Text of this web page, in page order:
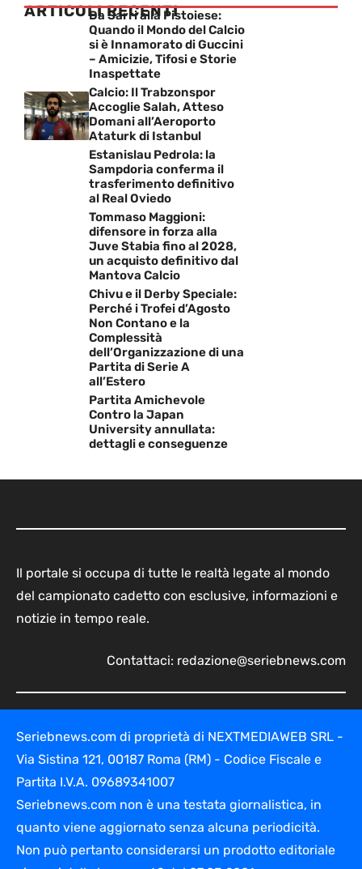
ARTICOLI RECENTI
Da Sarri alla Pistoiese:
Quando il Mondo del Calcio
si è Innamorato di Guccini
– Amicizie, Tifosi e Storie
Inaspettate
Calcio: Il Trabzonspor
Accoglie Salah, Atteso
Domani all’Aeroporto
Ataturk di Istanbul
Estanislau Pedrola: la
Sampdoria conferma il
trasferimento definitivo
al Real Oviedo
Tommaso Maggioni:
difensore in forza alla
Juve Stabia fino al 2028,
un acquisto definitivo dal
Mantova Calcio
Chivu e il Derby Speciale:
Perché i Trofei d’Agosto
Non Contano e la
Complessità
dell’Organizzazione di una
Partita di Serie A
all’Estero
Partita Amichevole
Contro la Japan
University annullata:
dettagli e conseguenze
Il portale si occupa di tutte le realtà legate al mondo
del campionato cadetto con esclusive, informazioni e
notizie in tempo reale.
Contattaci: redazione@seriebnews.com
Seriebnews.com di proprietà di NEXTMEDIAWEB SRL -
Via Sistina 121, 00187 Roma (RM) - Codice Fiscale e
Partita I.V.A. 09689341007
Seriebnews.com non è una testata giornalistica, in
quanto viene aggiornato senza alcuna periodicità.
Non può pertanto considerarsi un prodotto editoriale